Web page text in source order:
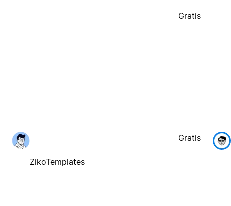
Gratis
ZikoTemplates
Gratis